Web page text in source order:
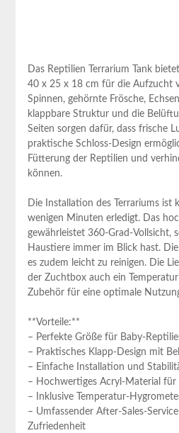
Das Reptilien Terrarium Tank⁢
40 ⁣x 25⁤ x 18 cm für die ‍Aufzucht
⁢Spinnen, gehörnte Frösche,
klappbare Struktur und die
Seiten sorgen dafür, dass frische
praktische Schloss-Design
Fütterung der Reptilien und
können.
Die Installation des Terrariums ist
wenigen Minuten erledigt. Das
gewährleistet⁢ 360-Grad-Vollsicht,
Haustiere immer im ​Blick hast.
‌es zudem leicht zu reinigen.​ Die
der Zuchtbox ⁣auch ein
‌Zubehör⁣ für eine optimale
**Vorteile:**
– Perfekte ⁣Größe‍ für Baby-
– Praktisches Klapp-Design mit
– Einfache Installation und
– Hochwertiges Acryl-Material ⁣für
– Inklusive Temperatur-
– ⁢Umfassender After-Sales-
Zufriedenheit